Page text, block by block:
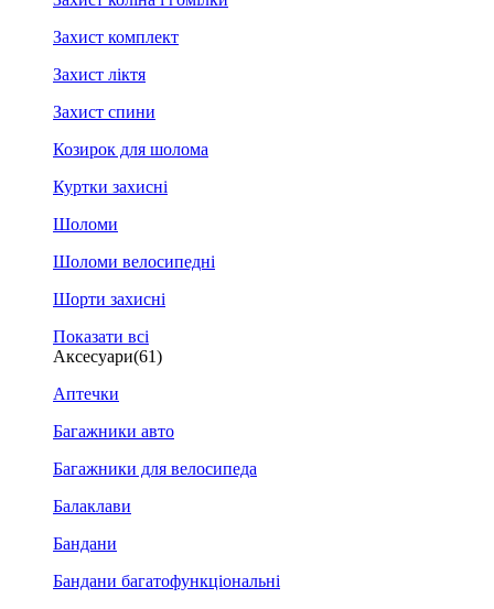
Захист комплект
Захист ліктя
Захист спини
Козирок для шолома
Куртки захисні
Шоломи
Шоломи велосипедні
Шорти захисні
Показати всі
Аксесуари(61)
Аптечки
Багажники авто
Багажники для велосипеда
Балаклави
Бандани
Бандани багатофункціональні